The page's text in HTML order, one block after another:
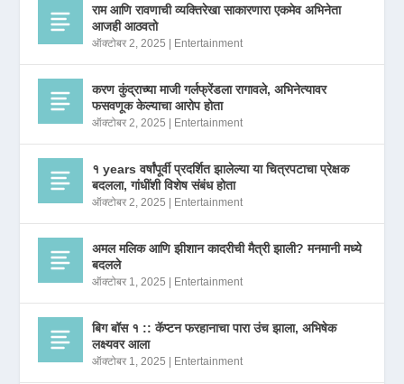
राम आणि रावणाची व्यक्तिरेखा साकारणारा एकमेव अभिनेता
आजही आठवतो
ऑक्टोबर 2, 2025 | Entertainment
करण कुंद्राच्या माजी गर्लफ्रेंडला रागावले, अभिनेत्यावर
फसवणूक केल्याचा आरोप होता
ऑक्टोबर 2, 2025 | Entertainment
१ years वर्षांपूर्वी प्रदर्शित झालेल्या या चित्रपटाचा प्रेक्षक
बदलला, गांधींशी विशेष संबंध होता
ऑक्टोबर 2, 2025 | Entertainment
अमल मलिक आणि झीशान कादरीची मैत्री झाली? मनमानी मध्ये
बदलले
ऑक्टोबर 1, 2025 | Entertainment
बिग बॉस १ :: कॅप्टन फरहानाचा पारा उंच झाला, अभिषेक
लक्ष्यवर आला
ऑक्टोबर 1, 2025 | Entertainment